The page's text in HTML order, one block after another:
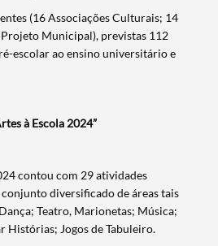
(16 Associações Culturais; 14
Municipal), previstas 112
escolar ao ensino universitário e
à Escola 2024”
contou com 29 atividades
diversificado de áreas tais
Teatro, Marionetas; Música;
Histórias; Jogos de Tabuleiro.